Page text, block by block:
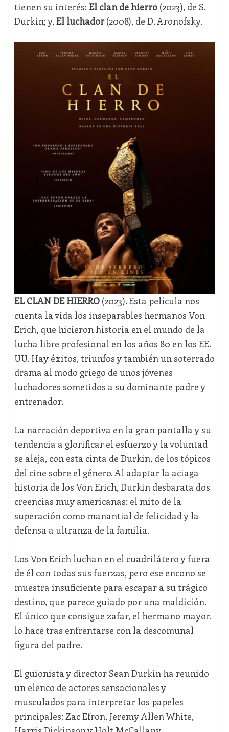
tienen su interés: El clan de hierro(2023), de S.
Durkin; y, El luchador(2008), de D. Aronofsky.
EL CLAN DE HIERRO(2023). Esta película nos
cuenta la vida los inseparables hermanos Von
Erich, que hicieron historia en el mundo de la
lucha libre profesional en los años 80 en los EE.
UU. Hay éxitos, triunfos y también un soterrado
drama al modo griego de unos jóvenes
luchadores sometidos a su dominante padre y
entrenador.
La narración deportiva en la gran pantalla y su
tendencia a glorificar el esfuerzo y la voluntad
se aleja, con esta cinta de Durkin, de los tópicos
del cine sobre el género. Al adaptar la aciaga
historia de los Von Erich, Durkin desbarata dos
creencias muy americanas: el mito de la
superación como manantial de felicidad y la
defensa a ultranza de la familia.
Los Von Erich luchan en el cuadrilátero y fuera
de él con todas sus fuerzas, pero ese encono se
muestra insuficiente para escapar a su trágico
destino, que parece guiado por una maldición.
El único que consigue zafar, el hermano mayor,
lo hace tras enfrentarse con la descomunal
figura del padre.
El guionista y director Sean Durkin ha reunido
un elenco de actores sensacionales y
musculados para interpretar los papeles
principales: Zac Efron, Jeremy Allen White,